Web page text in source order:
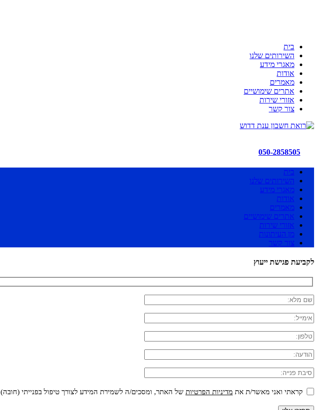
בית
השירותים שלנו
מאגרי מידע
אודות
מאמרים
אתרים שימושיים
אזורי שירות
צור קשר
050-2858505
בית
השירותים שלנו
מאגרי מידע
אודות
מאמרים
אתרים שימושיים
אזורי שירות
מן העיתונות
צור קשר
לקביעת פגישת ייעוץ
קראתי ואני מאשר/ת את מדיניות הפרטיות של האתר, ומסכים/ה לשמירת המידע לצורך טיפול בפנייתי (חובה)